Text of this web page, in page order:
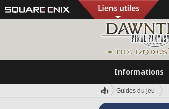
Informations
Guides du jeu